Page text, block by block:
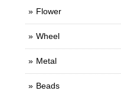
Flower
Wheel
Metal
Beads